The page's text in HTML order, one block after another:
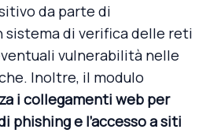
da parte di
sistema di verifica delle reti
vulnerabilità nelle
Inoltre, il modulo
i collegamenti web per
phishing e l’accesso a siti